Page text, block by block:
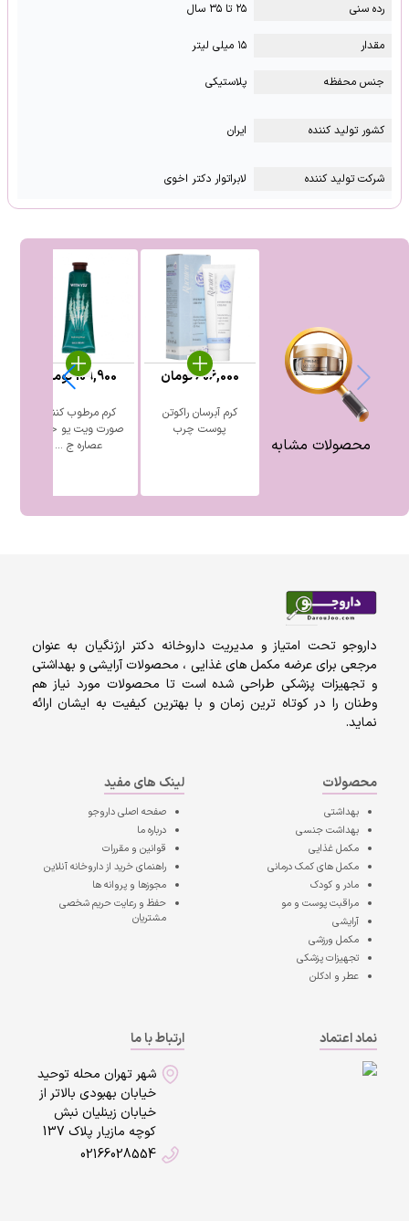
رده سنی ۲۵ تا ۳۵ سال
مقدار ۱۵ میلی لیتر
جنس محفظه پلاستیکی
کشور تولید کننده ایران
شرکت تولید کننده لابراتوار دکتر اخوی
محصولات مشابه
کرم آبرسان راکوتن
پوست چرب
606,000تومان
کرم مرطوب کننده
صورت ویت یو حاوی
عصاره ج ...
109,900تومان
داروجو تحت امتیاز و مدیریت داروخانه دکتر ارژنگیان به عنوان
مرجعی برای عرضه مکمل های غذایی ، محصولات آرایشی و بهداشتی
و تجهیزات پزشکی طراحی شده است تا محصولات مورد نیاز هم
وطنان را در کوتاه ترین زمان و با بهترین کیفیت به ایشان ارائه
نماید.
محصولات
بهداشتی
بهداشت جنسی
مکمل غذایی
مکمل های کمک درمانی
مادر و کودک
مراقبت پوست و مو
آرایشی
مکمل ورزشی
تجهیزات پزشکی
عطر و ادکلن
لینک های مفید
صفحه اصلیداروجو
درباره ما
قوانین و مقررات
راهنمای خرید از داروخانه آنلاین
مجوزها و پروانه ها
حفظ و رعایت حریم شخصی
مشتریان
نماد اعتماد
ارتباط با ما
شهر تهران محله توحید
خیابان بهبودی بالاتر از
خیابان زینلیان نبش
کوچه مازیار پلاک 137
02166028554